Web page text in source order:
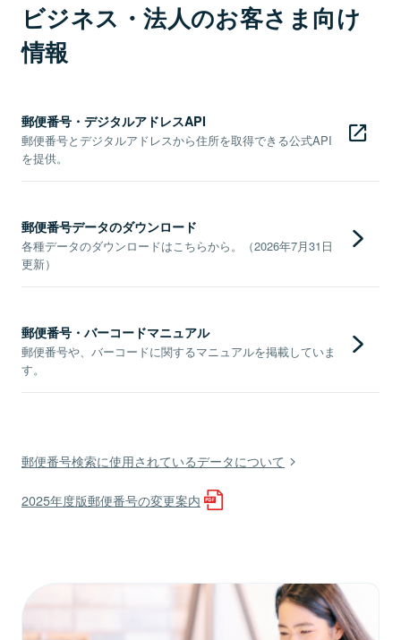
ビジネス・法人のお客さま向け
情報
郵便番号・デジタルアドレスAPI
郵便番号とデジタルアドレスから住所を取得できる公式API
を提供。
郵便番号データのダウンロード
各種データのダウンロードはこちらから。（2026年7月31日
更新）
郵便番号・バーコードマニュアル
郵便番号や、バーコードに関するマニュアルを掲載していま
す。
郵便番号検索に使用されているデータについて
2025年度版郵便番号の変更案内